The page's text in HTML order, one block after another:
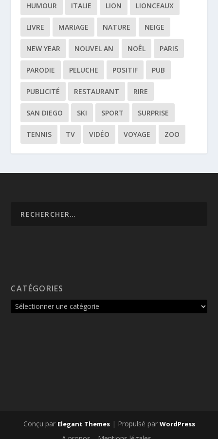
HUMOUR ITALIE LION LIONCEAUX
LIVRE MARIAGE NATURE NEIGE
NEW YEAR NOUVEL AN NOÊL PARIS
PARODIE PELUCHE POSITIF PUB
PUBLICITÉ RESTAURANT RIRE
SAN DIEGO SKI SPORT SURPRISE
TENNIS TV VIDÉO VOYAGE ZOO
CATÉGORIES
Conçu par Elegant Themes| Propulsé par WordPress